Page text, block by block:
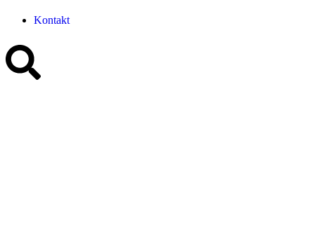
Kontakt